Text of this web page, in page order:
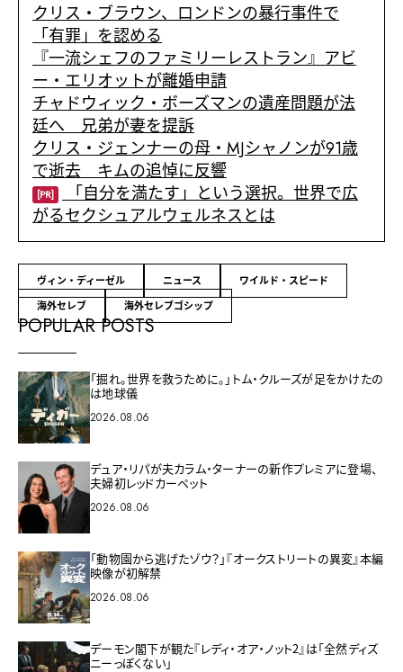
クリス・ブラウン、ロンドンの暴行事件で
「有罪」を認める
『一流シェフのファミリーレストラン』アビ
ー・エリオットが離婚申請
チャドウィック・ボーズマンの遺産問題が法
廷へ 兄弟が妻を提訴
クリス・ジェンナーの母・MJシャノンが91歳
で逝去 キムの追悼に反響
[PR]
「自分を満たす」という選択。世界で広
がるセクシュアルウェルネスとは
ヴィン・ディーゼル ニュース
ワイルド・スピード
海外セレブ
海外セレブゴシップ
POPULAR POSTS
「掘れ。世界を救うために。」トム・クルーズが足をかけたの
は地球儀
2026.08.06
デュア・リパが夫カラム・ターナーの新作プレミアに登場、
夫婦初レッドカーペット
2026.08.06
「動物園から逃げたゾウ？」『オークストリートの異変』本編
映像が初解禁
2026.08.06
デーモン閣下が観た『レディ・オア・ノット2』は「全然ディズ
ニーっぽくない」